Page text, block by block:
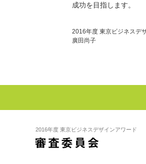
成功を目指します。
2016年度 東京ビジネスデ
廣田尚子
2016年度 東京ビジネスデザインアワード